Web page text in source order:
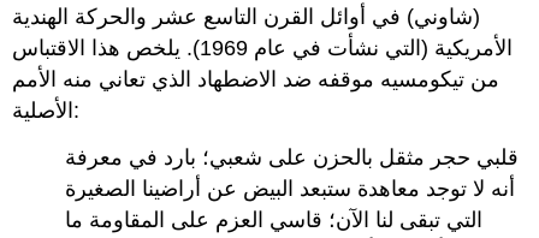
(شاوني) في أوائل القرن التاسع عشر والحركة الهندية
الأمريكية (التي نشأت في عام 1969). يلخص هذا الاقتباس
من تيكومسيه موقفه ضد الاضطهاد الذي تعاني منه الأمم
الأصلية:
قلبي حجر مثقل بالحزن على شعبي؛ بارد في معرفة
أنه لا توجد معاهدة ستبعد البيض عن أراضينا الصغيرة
التي تبقى لنا الآن؛ قاسي العزم على المقاومة ما